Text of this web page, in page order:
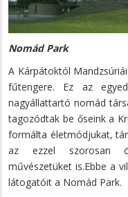
Nomád Park
A Kárpátoktól
fűtengere. Ez az
nagyállattartó nomád
tagozódtak be őseink a
formálta életmódjukat,
az ezzel szorosan
művészetüket is.Ebbe a
látogatóit a Nomád Park.